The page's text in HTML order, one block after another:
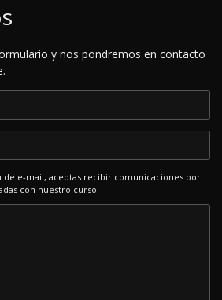
y nos pondremos en contacto
e-mail, aceptas recibir comunicaciones por
con nuestro curso.